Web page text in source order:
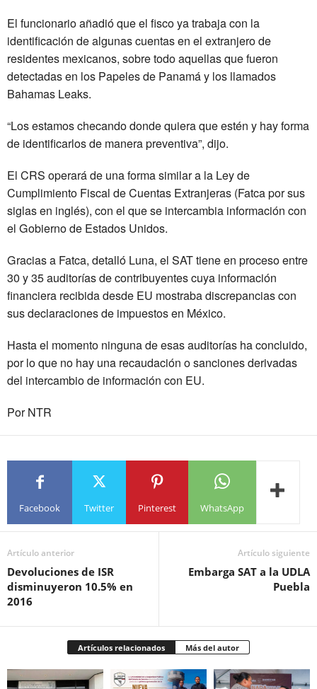
El funcionario añadió que el fisco ya trabaja con la
identificación de algunas cuentas en el extranjero de
residentes mexicanos, sobre todo aquellas que fueron
detectadas en los Papeles de Panamá y los llamados
Bahamas Leaks.
“Los estamos checando donde quiera que estén y hay forma
de identificarlos de manera preventiva”, dijo.
El CRS operará de una forma similar a la Ley de
Cumplimiento Fiscal de Cuentas Extranjeras (Fatca por sus
siglas en inglés), con el que se intercambia información con
el Gobierno de Estados Unidos.
Gracias a Fatca, detalló Luna, el SAT tiene en proceso entre
30 y 35 auditorías de contribuyentes cuya información
financiera recibida desde EU mostraba discrepancias con
sus declaraciones de impuestos en México.
Hasta el momento ninguna de esas auditorías ha concluido,
por lo que no hay una recaudación o sanciones derivadas
del intercambio de información con EU.
Por NTR
Facebook Twitter Pinterest WhatsApp
Artículo anterior
Devoluciones de ISR
disminuyeron 10.5% en
2016
Artículo siguiente
Embarga SAT a la UDLA
Puebla
Artículos relacionados Más del autor